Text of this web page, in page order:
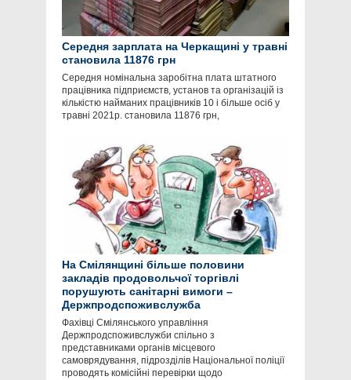
Середня зарплата на Черкащині у травні
становила 11876 грн
Середня номінальна заробітна плата штатного
працівника підприємств, установ та організацій із
кількістю найманих працівників 10 і більше осіб у
травні 2021р. становила 11876 грн,
На Смілянщині більше половини
закладів продовольчої торгівлі
порушують санітарні вимоги –
Держпродспоживслужба
Фахівці Смілянського управління
Держпродспоживслужби спільно з
представниками органів місцевого
самоврядування, підрозділів Національної поліції
проводять комісійні перевірки щодо